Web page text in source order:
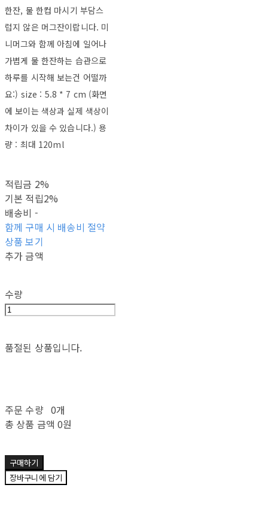
한잔, 물 한컵 마시기 부담스
럽지 않은 머그잔이랍니다. 미
니머그와 함께 아침에 일어나
가볍게 물 한잔하는 습관으로
하루를 시작해 보는건 어떨까
요:) size : 5.8 * 7 cm (화면
에 보이는 색상과 실제 색상이
차이가 있을 수 있습니다.) 용
량 : 최대 120ml
적립금 2%
기본 적립2%
배송비 -
함께 구매 시 배송비 절약
상품 보기
추가 금액
수량
품절된 상품입니다.
주문 수량 0개
총 상품 금액 0원
구매하기
장바구니에 담기